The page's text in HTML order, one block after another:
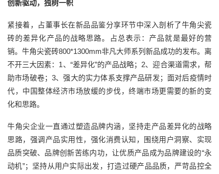
创新驱动，独树一帜
紧接着，占董事长在新品品鉴分享环节中深入剖析了牛角尖瓷
砖的差异化产品的战略思路。占总表示：产品就是最好的营
销。牛角尖瓷砖800*1300mm非凡大师系列新品成功的发布。离
不开三大因素：1、“差异化”的产品战略；2、迎合渠道需求，帮
助市场破卷；3、强大的实力体系支撑产品研发；面对后疫情时
代，中国整体经济市场放缓的步伐，终端市场更需要的新的变
化和思路。
牛角尖企业一直通过塑造品牌内涵，坚持走产品差异化的战略
思路，强调产品实用性，强化消费认知，围绕用户洞察、实现
品质突破、品牌创新苦练内功，让优质产品成为品牌建设的“永
动机”；坚持从用户实际出发，打造过硬产品品质，严苛品控全